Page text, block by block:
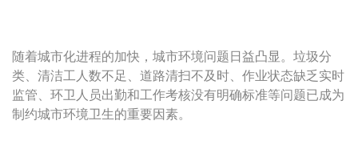
随着城市化进程的加快，城市环境问题日益凸显。垃圾分
类、清洁工人数不足、道路清扫不及时、作业状态缺乏实时
监管、环卫人员出勤和工作考核没有明确标准等问题已成为
制约城市环境卫生的重要因素。